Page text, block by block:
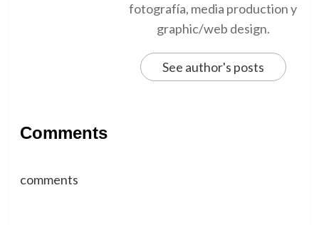
fotografía, media production y
graphic/web design.
See author's posts
Comments
comments